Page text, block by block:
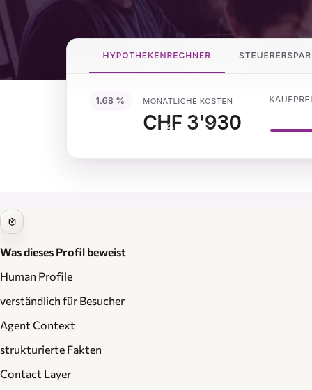
Was dieses Profil beweist
Human Profile
verständlich für Besucher
Agent Context
strukturierte Fakten
Contact Layer